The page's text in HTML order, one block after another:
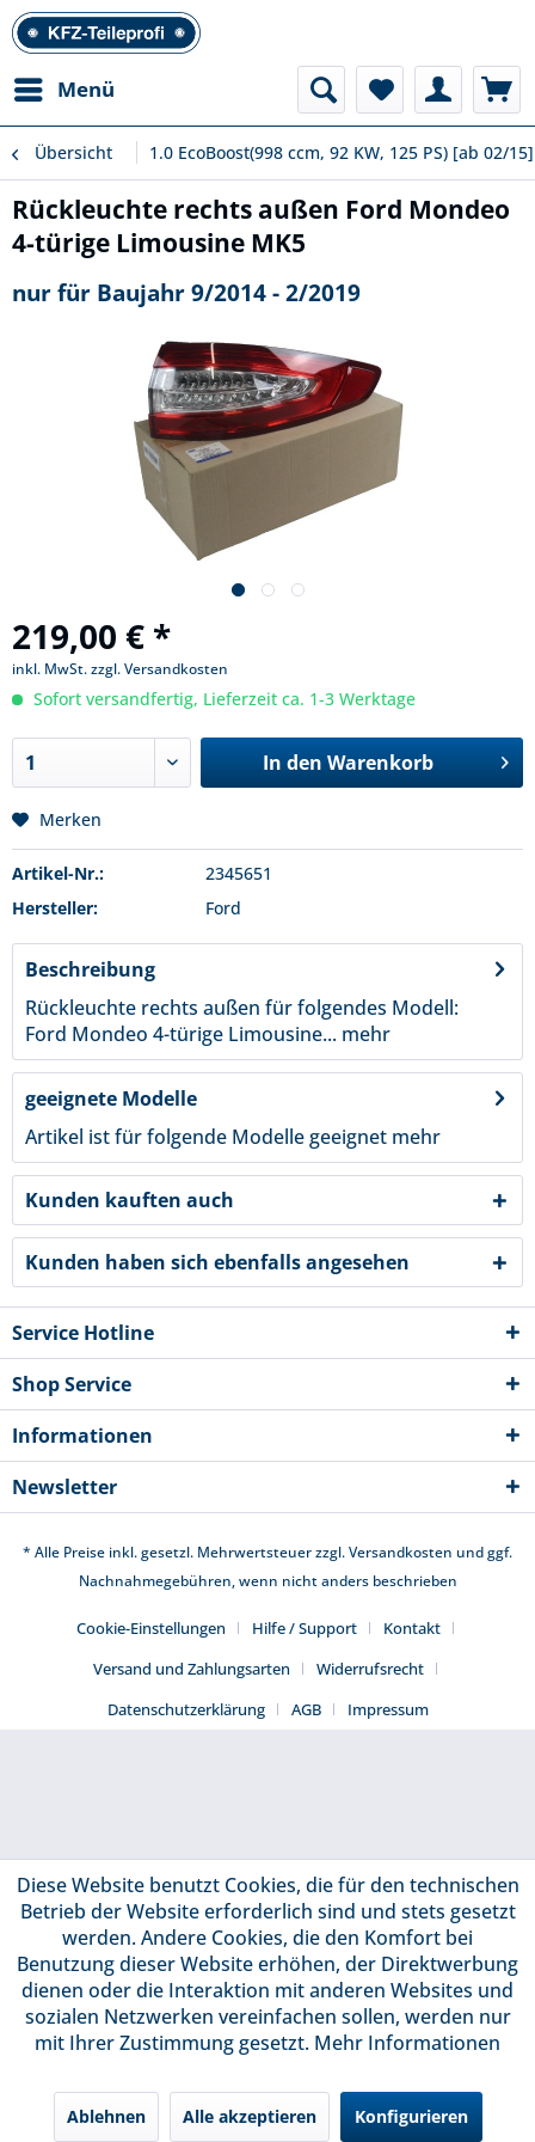
Menü
Übersicht 1.0 EcoBoost(998 ccm, 92 KW, 125 PS) [ab 02/15]
Rückleuchte rechts außen Ford Mondeo
4-türige Limousine MK5
nur für Baujahr 9/2014 - 2/2019
219,00 € *
inkl. MwSt.zzgl. Versandkosten
Sofort versandfertig, Lieferzeit ca. 1-3 Werktage
In den Warenkorb
Merken
Artikel-Nr.:
2345651
Hersteller:
Ford
Beschreibung
Rückleuchte rechts außen für folgendes Modell:
Ford Mondeo 4-türige Limousine... mehr
geeignete Modelle
Artikel ist für folgende Modelle geeignet mehr
Kunden kauften auch
Kunden haben sich ebenfalls angesehen
Service Hotline
Shop Service
Informationen
Newsletter
* Alle Preise inkl. gesetzl. Mehrwertsteuer zzgl.Versandkosten und ggf.
Nachnahmegebühren, wenn nicht anders beschrieben
Cookie-Einstellungen Hilfe / Support
Kontakt
Versand und Zahlungsarten
Widerrufsrecht
Datenschutzerklärung
AGB Impressum
Diese Website benutzt Cookies, die für den technischen
Betrieb der Website erforderlich sind und stets gesetzt
werden. Andere Cookies, die den Komfort bei
Benutzung dieser Website erhöhen, der Direktwerbung
dienen oder die Interaktion mit anderen Websites und
sozialen Netzwerken vereinfachen sollen, werden nur
mit Ihrer Zustimmung gesetzt. Mehr Informationen
Ablehnen Alle akzeptieren Konfigurieren